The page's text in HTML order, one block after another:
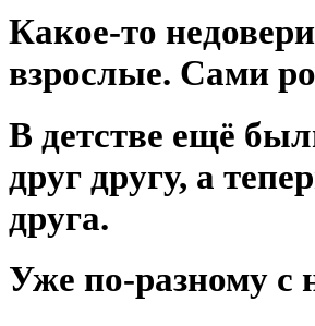
Какое-то
взрослые. Сами
В детстве ещё
друг другу, а
друга.
Уже по-разному с